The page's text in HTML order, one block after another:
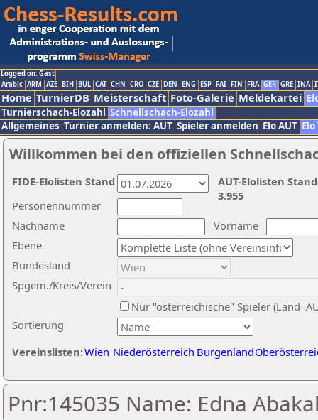
Logged on: Gast
Arabic ARM AZE BIH BUL CAT CHN CRO CZE DEN ENG ESP FAI FIN FRA GER GRE INA
Home TurnierDB Meisterschaft Foto-Galerie Meldekartei
Turnierschach-Elozahl Schnellschach-Elozahl
Allgemeines Turnier anmelden: AUT Spieler anmelden Elo AUT
Willkommen bei den offiziellen
Nachname
Vorname
Ebene
Sortierung
Personennummer
Bundesland
Spgem./Kreis/Verein
Nur "österreichische" Spieler
Vereinslisten:Wien Niederösterreich Burgenland
AUT-Elolisten
3.955
FIDE-Elolisten Stand
Pnr:145035 Name: Edna